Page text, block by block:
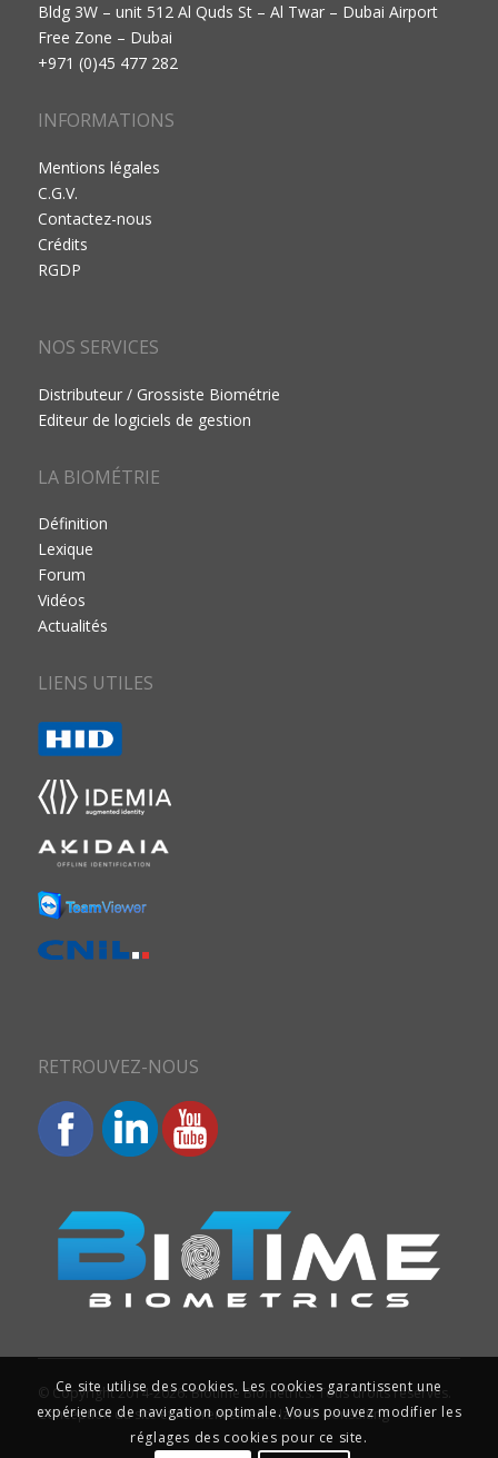
Bldg 3W – unit 512 Al Quds St – Al Twar – Dubai Airport
Free Zone – Dubai
+971 (0)45 477 282
INFORMATIONS
Mentions légales
C.G.V.
Contactez-nous
Crédits
RGDP
NOS SERVICES
Distributeur / Grossiste Biométrie
Editeur de logiciels de gestion
LA BIOMÉTRIE
Définition
Lexique
Forum
Vidéos
Actualités
LIENS UTILES
RETROUVEZ-NOUS
© Copyright 2014-2026. Biotime Biometrics. Tous droits réservés.
Conception du site et référencement : Iziweb Consulting
Ce site utilise des cookies. Les cookies garantissent une
expérience de navigation optimale. Vous pouvez modifier les
réglages des cookies pour ce site.